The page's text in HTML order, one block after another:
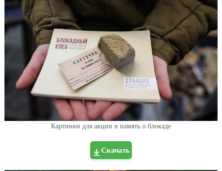
Картинки для акции в память о блокаде
Скачать